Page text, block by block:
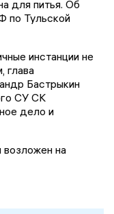
для питья. Об
по Тульской
инстанции не
глава
Бастрыкин
СУ СК
дело и
возложен на